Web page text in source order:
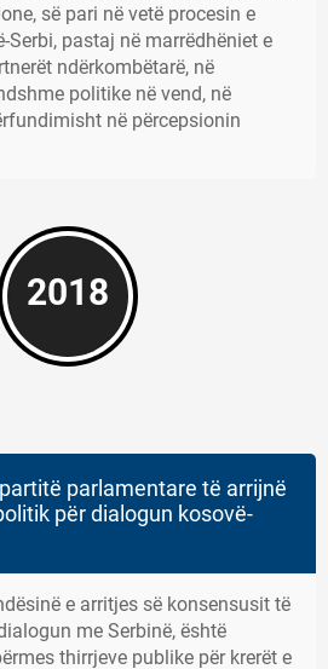
së pari në vetë procesin e
Serbi, pastaj në marrëdhëniet e
ndërkombëtarë, në
politike në vend, në
në përcepsionin
2018
parlamentare të arrijnë
për dialogun kosovë-
e arritjes së konsensusit të
me Serbinë, është
thirrjeve publike për krerët e